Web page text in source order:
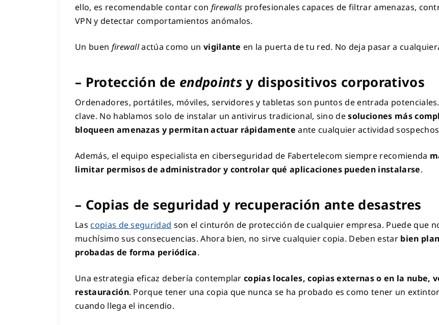
ello, es recomendable contar con firewalls profesionales capaces de filtrar amenazas,
VPN y detectar comportamientos anómalos.
Un buen firewallactúa como un vigilante en la puerta de tu red. No deja pasar a
– Protección de endpoints y dispositivos corporativos
Ordenadores, portátiles, móviles, servidores y tabletas son puntos de entrada
clave. No hablamos solo de instalar un antivirus tradicional, sino desoluciones más
bloqueen amenazas y permitan actuar rápidamente ante cualquier actividad
Además, el equipo especialista en ciberseguridad de Fabertelecom siempre recomienda
limitar permisos de administrador y controlar qué aplicaciones pueden instalarse.
– Copias de seguridad y recuperación ante desastres
Las copias de seguridad son el cinturón de protección de cualquier empresa. Puede que
muchísimo sus consecuencias. Ahora bien, no sirve cualquier copia. Deben estar bien
probadas de forma periódica.
Una estrategia eficaz debería contemplarcopias locales, copias externas o en la nube,
restauración. Porque tener una copia que nunca se ha probado es como tener un
cuando llega el incendio.